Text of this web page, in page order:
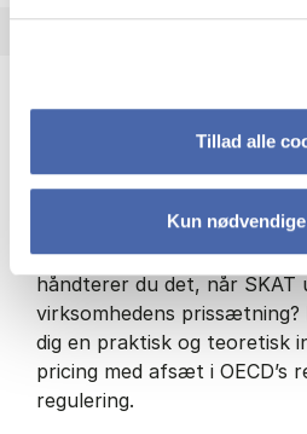
Tillad alle
Kun
Master i skat
Hvordan sikrer du, at
transaktioner sker på
håndterer du det, når SKAT
virksomhedens
dig en praktisk og teoretisk
pricing med afsæt i OECD’s
regulering.